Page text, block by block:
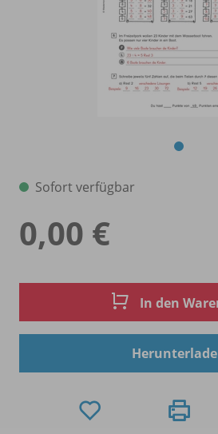
Sofort verfügbar
0,00 €
In den